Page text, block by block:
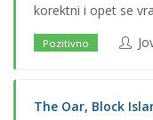
korektni i opet se
Pozitivno
The Oar, Block